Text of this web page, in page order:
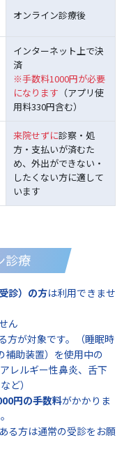
オンライン診療後
インターネット上で決
済
※手数料1000円が必要
になります （アプリ使
用料330円含む）
来院せずに診察・処
方・支払いが済むた
め、外出ができない・
したくない方に適して
います
診療
診）の方は利用できませ
ん
方が対象です。（睡眠時
補助装置）を使用中の
レルギー性鼻炎、舌下
ど）
円の手数料がかかりま
る方は通常の受診をお願